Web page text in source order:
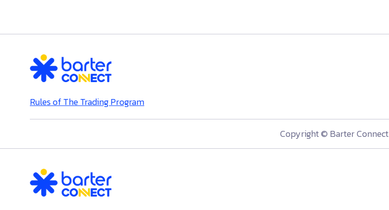
Rules of The Trading Program
Copyright © Barter Connect